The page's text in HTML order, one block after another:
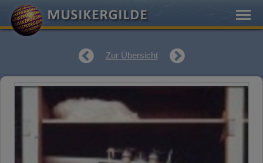
Zur Übersicht